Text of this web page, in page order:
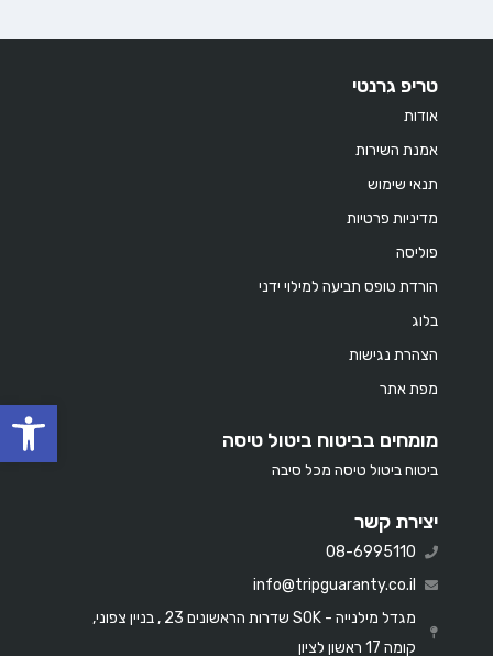
טריפ גרנטי
אודות
אמנת השירות
תנאי שימוש
מדיניות פרטיות
פוליסה
הורדת טופס תביעה למילוי ידני
בלוג
הצהרת נגישות
מפת אתר
מומחים בביטוח ביטול טיסה
ביטוח ביטול טיסה מכל סיבה
יצירת קשר
08-6995110
info@tripguaranty.co.il
מגדל מילנייה - SOK שדרות הראשונים 23 , בניין צפוני,
קומה 17 ראשון לציון